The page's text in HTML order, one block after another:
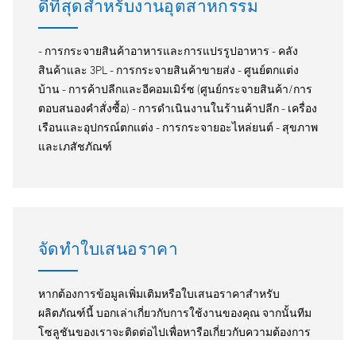
ดีที่สุดสำหรับงานอุตสาหกรรม
- การกระจายสินค้าอาหารและการแปรรูปอาหาร - คลัง
สินค้าและ 3PL - การกระจายสินค้าขายส่ง - ศูนย์ตกแต่ง
บ้าน - การค้าปลีกและอีคอมเมิร์ซ (ศูนย์กระจายสินค้า/การ
ตอบสนองคำสั่งซื้อ) - การดำเนินงานในร้านค้าปลีก - เครื่อง
เรือนและอุปกรณ์ตกแต่ง - การกระจายอะไหล่ยนต์ - สุขภาพ
และเภสัชภัณฑ์
จัดทำใบเสนอราคา
หากต้องการข้อมูลเพิ่มเติมหรือใบเสนอราคาสำหรับ
ผลิตภัณฑ์นี้ บอกเล่าเกี่ยวกับการใช้งานของคุณ จากนั้นทีม
โซลูชันของเราจะติดต่อไปเพื่อหารือเกี่ยวกับความต้องการ